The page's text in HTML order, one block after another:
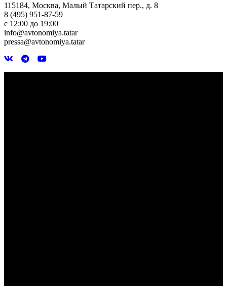
115184, Москва, Малый Татарский пер., д. 8
8 (495) 951-87-59
с 12:00 до 19:00
info@avtonomiya.tatar
pressa@avtonomiya.tatar